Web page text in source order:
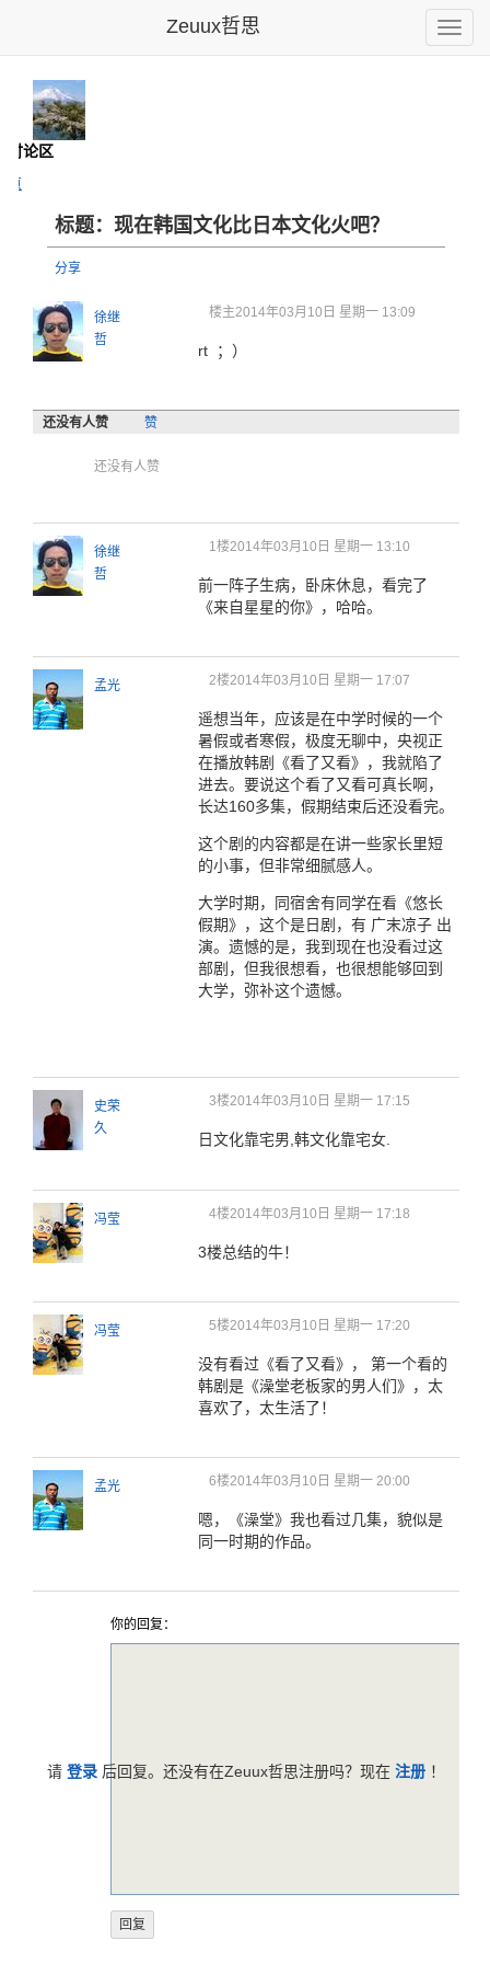
Toggle
Zeuux哲思
论区
页
标题：现在韩国文化比日本文化火吧？
分享
徐继
哲
楼主2014年03月10日 星期一 13:09
rt ；）
还没有人赞 赞
还没有人赞
徐继
哲
1楼2014年03月10日 星期一 13:10
前一阵子生病，卧床休息，看完了
《来自星星的你》，哈哈。
孟光 2楼2014年03月10日 星期一 17:07
遥想当年，应该是在中学时候的一个
暑假或者寒假，极度无聊中，央视正
在播放韩剧《看了又看》，我就陷了
进去。要说这个看了又看可真长啊，
长达160多集，假期结束后还没看完。
这个剧的内容都是在讲一些家长里短
的小事，但非常细腻感人。
大学时期，同宿舍有同学在看《悠长
假期》，这个是日剧，有 广末凉子 出
演。遗憾的是，我到现在也没看过这
部剧，但我很想看，也很想能够回到
大学，弥补这个遗憾。
史荣
久
3楼2014年03月10日 星期一 17:15
日文化靠宅男,韩文化靠宅女.
冯莹 4楼2014年03月10日 星期一 17:18
3楼总结的牛！
冯莹 5楼2014年03月10日 星期一 17:20
没有看过《看了又看》， 第一个看的
韩剧是《澡堂老板家的男人们》，太
喜欢了，太生活了！
孟光 6楼2014年03月10日 星期一 20:00
嗯，《澡堂》我也看过几集，貌似是
同一时期的作品。
你的回复：
请 登录 后回复。还没有在Zeuux哲思注册吗？现在 注册 ！